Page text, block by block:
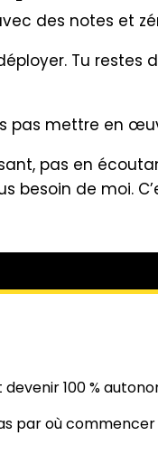
des notes et
Tu restes
pas mettre en
pas en
besoin de moi.
100 %
par où commencer